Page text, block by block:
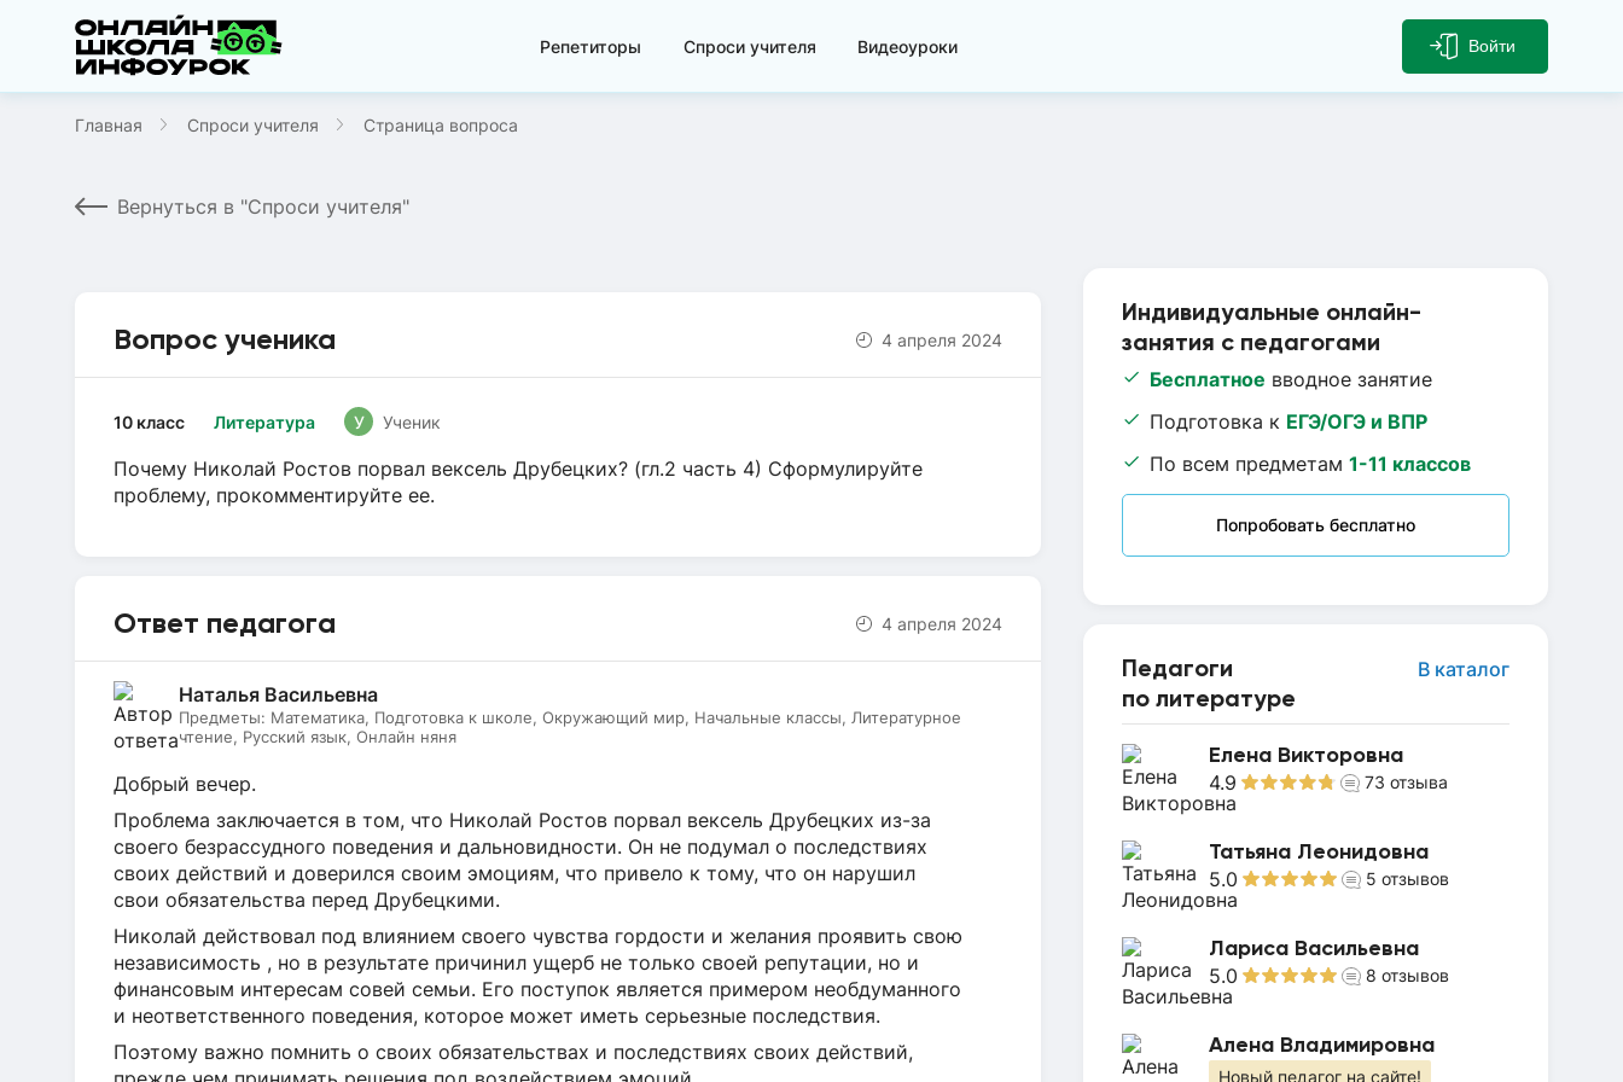
Репетиторы Спроси учителя Видеоуроки Войти
Главная Спроси учителя Страница вопроса
Вернуться в "Спроси учителя"
Индивидуальные онлайн-
занятия с педагогами
Бесплатное вводное занятие
Подготовка к ЕГЭ/ОГЭ и ВПР
По всем предметам 1-11 классов
Попробовать бесплатно
Педагоги
по литературе
В каталог
Елена Викторовна
4.9 73 отзыва
Татьяна Леонидовна
5.0 5 отзывов
Лариса Васильевна
5.0 8 отзывов
Алена Владимировна
Новый педагог на сайте!
Вопрос ученика 4 апреля 2024
Литература
10 класс У Ученик
Почему Николай Ростов порвал вексель Друбецких? (гл.2 часть 4) Сформулируйте
проблему, прокомментируйте ее.
Ответ педагога 4 апреля 2024
Наталья Васильевна
Предметы: Математика, Подготовка к школе, Окружающий мир, Начальные классы, Литературное
чтение, Русский язык, Онлайн няня
Добрый вечер.
Проблема заключается в том, что Николай Ростов порвал вексель Друбецких из-за
своего безрассудного поведения и дальновидности. Он не подумал о последствиях
своих действий и доверился своим эмоциям, что привело к тому, что он нарушил
свои обязательства перед Друбецкими.
Николай действовал под влиянием своего чувства гордости и желания проявить свою
независимость , но в результате причинил ущерб не только своей репутации, но и
финансовым интересам совей семьи. Его поступок является примером необдуманного
и неответственного поведения, которое может иметь серьезные последствия.
Поэтому важно помнить о своих обязательствах и последствиях своих действий,